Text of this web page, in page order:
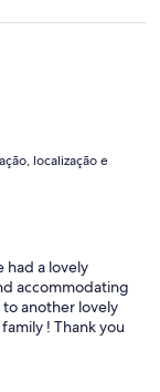
localização e
had a lovely
accommodating
another lovely
! Thank you